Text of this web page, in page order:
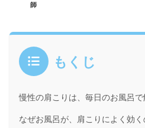
師
もくじ
慢性の肩こりは、毎日のお風呂で
なぜお風呂が、肩こりによく効く